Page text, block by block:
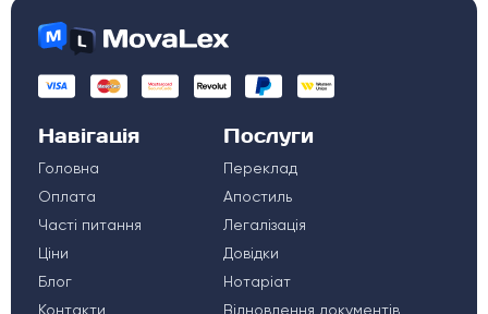
Навігація
Головна
Оплата
Часті питання
Ціни
Блог
Контакти
Послуги
Переклад
Апостиль
Легалізація
Довідки
Нотаріат
Відновлення документів